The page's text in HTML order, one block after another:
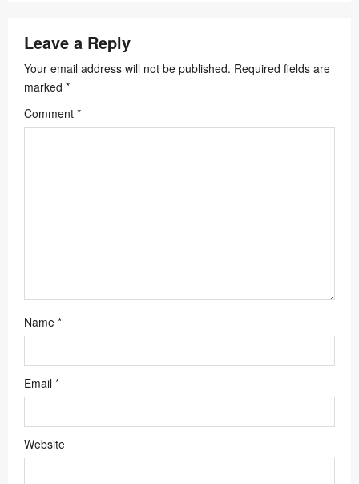
g
a
t
i
Leave a Reply
Your email address will not be published. Required fields are
marked *
Comment *
Name *
Email *
Website